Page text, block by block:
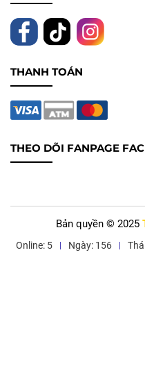
THANH TOÁN
THEO DÕI FANPAGE
Bản quyền © 2025
Online: 5 Ngày: 156